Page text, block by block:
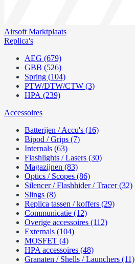
Airsoft Marktplaats
Replica's
AEG (679)
GBB (526)
Spring (104)
PTW/DTW/CTW (3)
HPA (239)
Accessoires
Batterijen / Accu's (16)
Bipod / Grips (7)
Internals (63)
Flashlights / Lasers (30)
Magazijnen (83)
Optics / Scopes (86)
Silencer / Flashhider / Tracer (32)
Slings (8)
Replica tassen / koffers (29)
Communicatie (12)
Overige accessoires (112)
Externals (104)
MOSFET (4)
HPA accessoires (48)
Granaten / Shells / Launchers (11)